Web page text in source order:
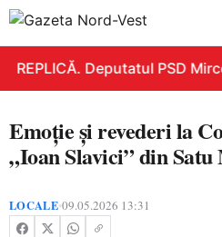
REPLICĂ. Deputatul PSD
Emoție și revederi la
„Ioan Slavici” din
LOCALE•09.05.2026 13:31